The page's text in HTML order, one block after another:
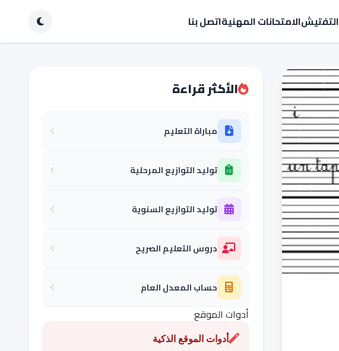
التفتيشالامتحانات المهنيةاتصل بنا
الأكثر قراءة
مباراة التعليم
توليد التوازيع المرحلية
توليد التوازيع السنوية
دروس التعليم الصريح
حساب المعدل العام
أدوات الموقع
أدوات الموقع الذكية